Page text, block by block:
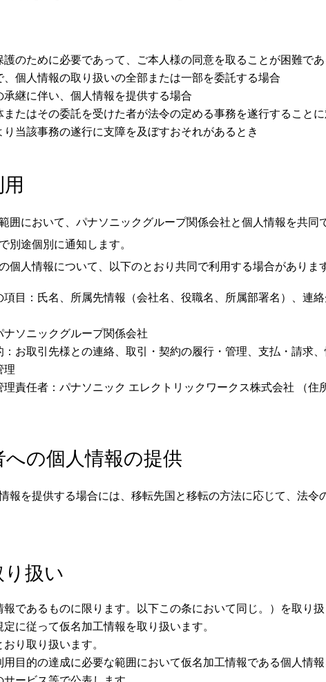
のために必要であって、ご本人様の同意を取ることが困難であ
個人情報の取り扱いの全部または一部を委託する場合
継に伴い、個人情報を提供する場合
たはその委託を受けた者が法令の定める事務を遂行すること
当該事務の遂行に支障を及ぼすおそれがあるとき
囲において、パナソニックグループ関係会社と個人情報を共同
別途個別に通知します。
個人情報について、以下のとおり共同で利用する場合がありま
目：氏名、所属先情報（会社名、役職名、所属部署名）、連
ソニックグループ関係会社
お取引先様との連絡、取引・契約の履行・管理、支払・請求
理
責任者：パナソニック エレクトリックワークス株式会社 （住
の個人情報の提供
報を提供する場合には、移転先国と移転の方法に応じて、法令
扱い
であるものに限ります。以下この条において同じ。）を取り
に従って仮名加工情報を取り扱います。
り取り扱います。
目的の達成に必要な範囲において仮名加工情報である個人情